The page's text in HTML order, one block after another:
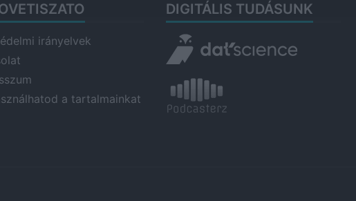
irányelvek
a tartalmainkat
DIGITÁLIS TUDÁSUNK